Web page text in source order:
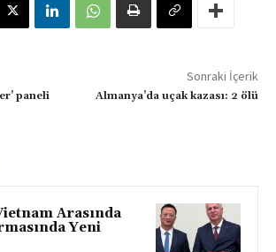
paneli
Sonraki İçerik
Almanya’da uçak kazası: 2 ölü
Arasında
Yeni